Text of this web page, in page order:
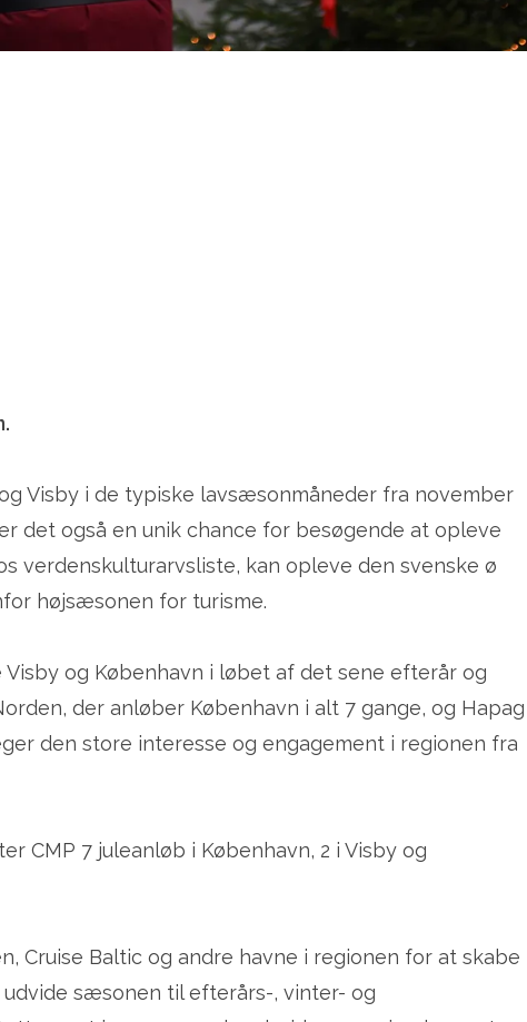
Visby i de typiske lavsæsonmåneder fra november
det også en unik chance for besøgende at opleve
verdenskulturarvsliste, kan opleve den svenske ø
højsæsonen for turisme.
og København i løbet af det sene efterår og
der anløber København i alt 7 gange, og Hapag
den store interesse og engagement i regionen fra
CMP 7 juleanløb i København, 2 i Visby og
Cruise Baltic og andre havne i regionen for at skabe
sæsonen til efterårs-, vinter- og